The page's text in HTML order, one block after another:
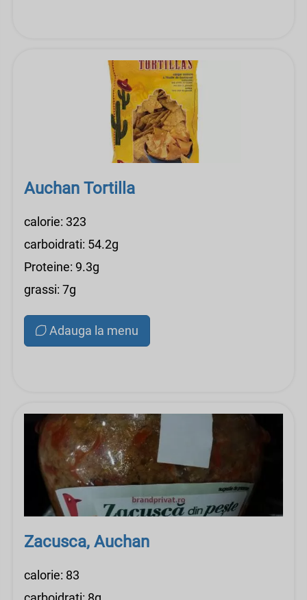
Auchan Tortilla
calorie: 323
carboidrati: 54.2g
Proteine: 9.3g
grassi: 7g
Adauga la menu
Zacusca, Auchan
calorie: 83